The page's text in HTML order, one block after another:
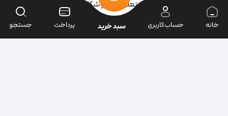
تمامی حقوق سایت متعلق به فروشگاه سرای ابزار می‌باشد.
| طراحی سایت ویراک |
خانه حساب‌کاربری سبد خرید پرداخت جستجو